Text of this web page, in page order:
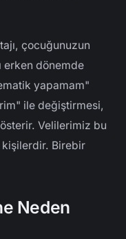
çocuğunuzun
erken dönemde
yapamam"
ile değiştirmesi,
Velilerimiz bu
kişilerdir. Birebir
Neden